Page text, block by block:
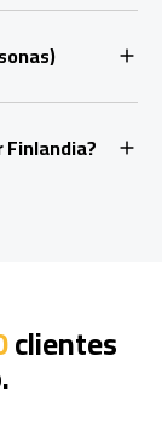
clientes